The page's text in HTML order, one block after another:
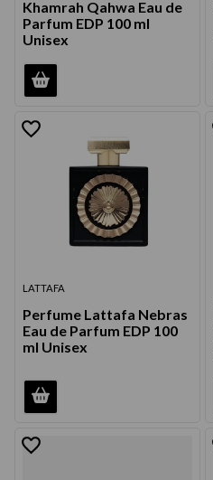
Khamrah Qahwa Eau de
Parfum EDP 100 ml
Unisex
LATTAFA
Perfume Lattafa Nebras
Eau de Parfum EDP 100
ml Unisex
9. acondicionador
10.